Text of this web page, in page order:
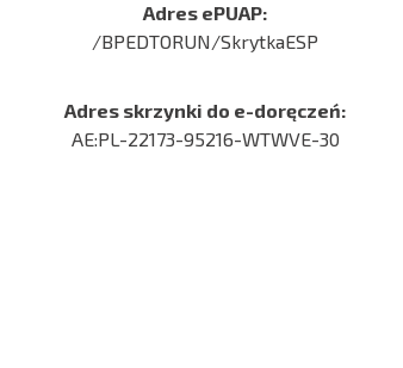
Adres ePUAP:
/BPEDTORUN/SkrytkaESP
Adres skrzynki do e-doręczeń:
AE:PL-22173-95216-WTWVE-30